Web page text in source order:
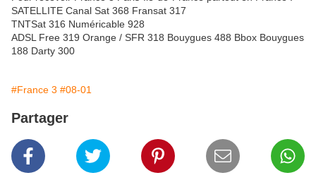
SATELLITE Canal Sat 368 Fransat 317
TNTSat 316 Numéricable 928
ADSL Free 319 Orange / SFR 318 Bouygues 488 Bbox Bouygues
188 Darty 300
#France 3 #08-01
Partager